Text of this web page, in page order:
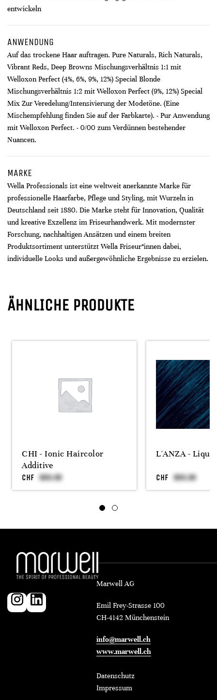
entwickeln
ANWENDUNG
Auf das trockene Haar auftragen. Pure Naturals, Rich Naturals,
Vibrant Reds, Deep Browns Mischungsverhältnis 1:1 mit
Welloxon Perfect (4%, 6%, 9%, 12%) Special Blonde
Mischungsverhältnis 1:2 mit Welloxon Perfect (9%, 12%) Special
Mix Zur Veredelung/Intensivierung der Modetöne. (Eine
Mischempfehlung finden Sie auf der Farbkarte). - Pur Anwendung
mit Welloxon Perfect. - 0/00 zum Verdünnen bestehender
Nuancen.
MARKE
Wella Professionals ist eine weltweit anerkannte Marke für
professionelle Haarfarbe, Pflege und Styling, mit Wurzeln in
Deutschland seit 1880. Die Marke steht für Innovation, Qualität
und kreative Exzellenz im Friseurhandwerk. Mit modernster
Forschung, nachhaltigen Ansätzen und einem breiten
Produktsortiment unterstützt Wella Friseur*innen dabei,
individuelle Looks und außergewöhnliche Ergebnisse zu erzielen.
ÄHNLICHE PRODUKTE
CHI - Ionic Haircolor
Additive
CHF
L'ANZA -
CHF
Marwell AG
Emil Frey-Strasse 100
CH-4142 Münchenstein
info@marwell.ch
www.marwell.ch
Datenschutz
Impressum